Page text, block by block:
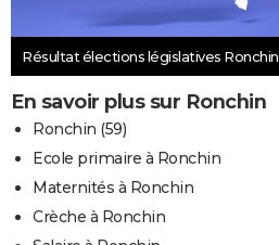
Résultat élections législatives Ronchin
En savoir plus sur Ronchin
Ronchin (59)
Ecole primaire à Ronchin
Maternités à Ronchin
Crèche à Ronchin